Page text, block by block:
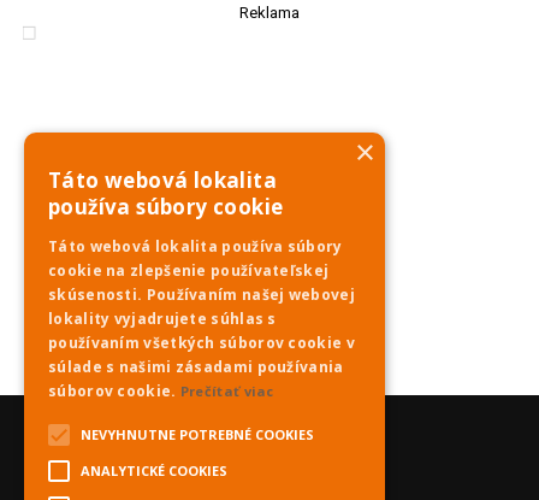
Reklama
×
Táto webová lokalita
používa súbory cookie
Táto webová lokalita používa súbory
cookie na zlepšenie používateľskej
skúsenosti. Používaním našej webovej
lokality vyjadrujete súhlas s
používaním všetkých súborov cookie v
súlade s našimi zásadami používania
súborov cookie. Prečítať viac
NEVYHNUTNE POTREBNÉ COOKIES
ANALYTICKÉ COOKIES